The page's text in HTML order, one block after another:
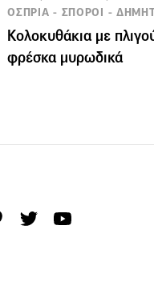
ΟΣΠΡΙΑ - ΣΠΟΡΟΙ -
Κολοκυθάκια µε
φρέσκα µυρωδικά